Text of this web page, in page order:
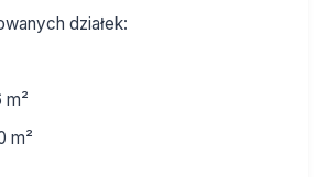
działek:
m²
m²